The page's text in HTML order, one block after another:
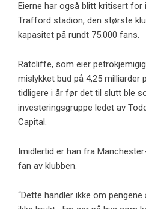
Eierne har også blitt kritisert for
Trafford stadion, den største
kapasitet på rundt 75.000 fans.
Ratcliffe, som eier
mislykket bud på 4,25 milliarder
tidligere i år før det til slutt ble
investeringsgruppe ledet av
Capital.
Imidlertid er han fra
fan av klubben.
“Dette handler ikke om